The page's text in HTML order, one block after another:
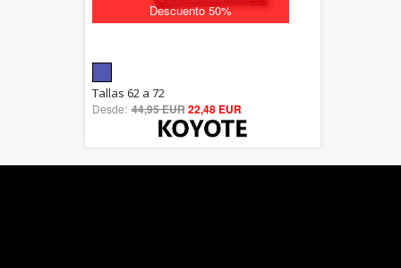
Descuento 50%
out of 5
Tallas 62 a 72
Desde: 44,95 EUR22,48 EUR